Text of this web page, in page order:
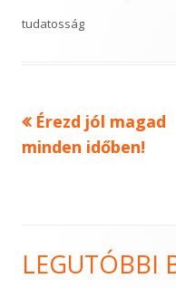
tudatosság
Bejegyzés
Previous
article:
Érezd jól magad
minden időben!
Main
LEGUTÓBBI